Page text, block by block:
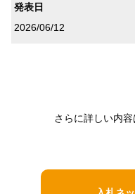
発表日
2026/06/12
さらに詳しい内容